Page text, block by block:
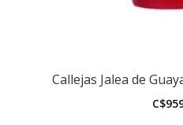
Callejas Jalea de
C$